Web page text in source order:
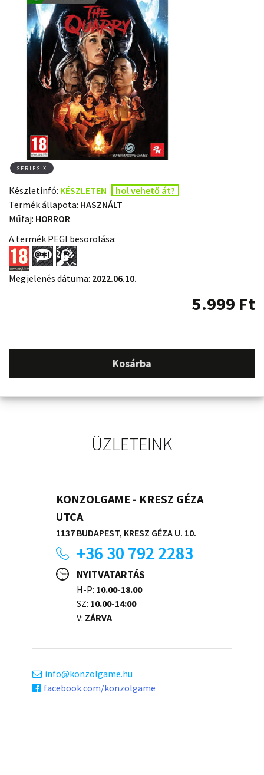
SERIES X
Készletinfó: KÉSZLETEN
hol vehető át?
Termék állapota: HASZNÁLT
Műfaj: HORROR
A termék PEGI besorolása:
Megjelenés dátuma: 2022.06.10.
5.999 Ft
Kosárba
ÜZLETEINK
KONZOLGAME - KRESZ GÉZA
UTCA
1137 BUDAPEST, KRESZ GÉZA U. 10.
+36 30 792 2283
NYITVATARTÁS
H-P: 10.00-18.00
SZ: 10.00-14:00
V: ZÁRVA
info
konzolgame.hu
facebook.com/konzolgame